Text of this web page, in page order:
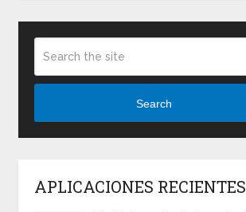
Search
APLICACIONES RECIENTES